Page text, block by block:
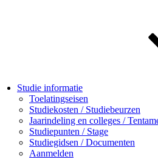
Studie informatie
Toelatingseisen
Studiekosten / Studiebeurzen
Jaarindeling en colleges /
Studiepunten / Stage
Studiegidsen / Documenten
Aanmelden